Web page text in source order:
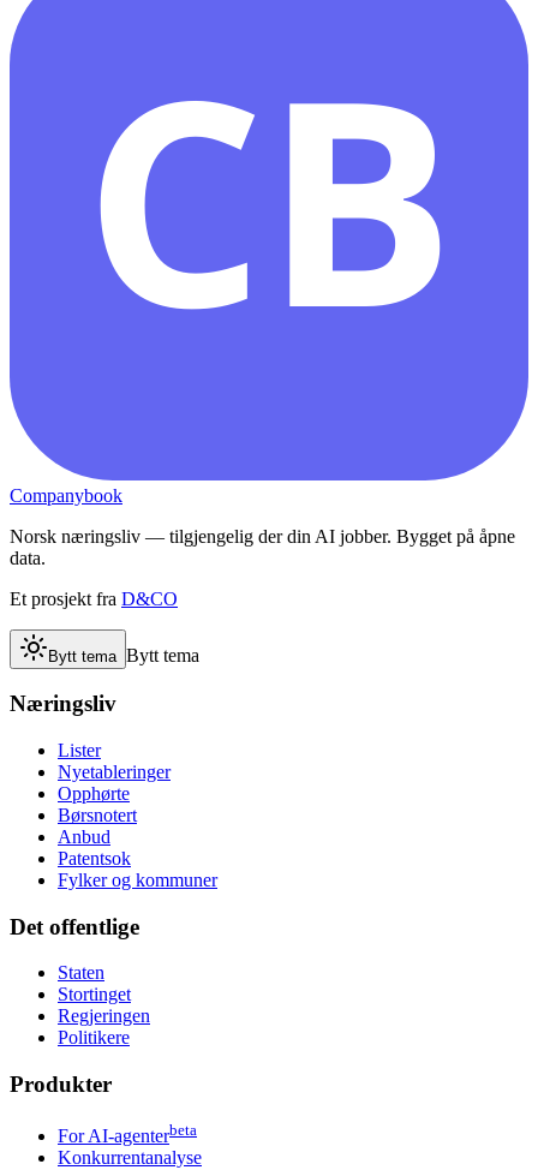
CB
Companybook
Norsk næringsliv — tilgjengelig der din AI jobber. Bygget på åpne
data.
Et prosjekt fra D&CO
Bytt tema Bytt tema
Næringsliv
Lister
Nyetableringer
Opphørte
Børsnotert
Anbud
Patentsok
Fylker og kommuner
Det offentlige
Staten
Stortinget
Regjeringen
Politikere
Produkter
For AI-agenterbeta
Konkurrentanalyse